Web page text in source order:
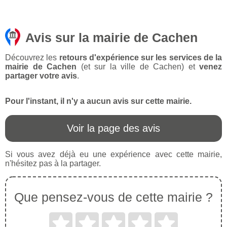
Avis sur la mairie de Cachen
Découvrez les retours d'expérience sur les services de la
mairie de Cachen (et sur la ville de Cachen) et venez
partager votre avis.
Pour l'instant, il n'y a aucun avis sur cette mairie.
Voir la page des avis
Si vous avez déjà eu une expérience avec cette mairie,
n'hésitez pas à la partager.
Que pensez-vous de cette mairie ?